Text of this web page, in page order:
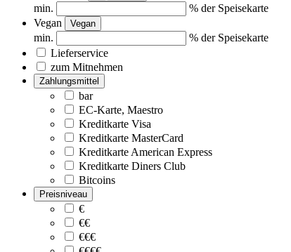
min.
% der Speisekarte
Vegan
Vegan
min.
% der Speisekarte
Lieferservice
zum Mitnehmen
Zahlungsmittel
bar
EC-Karte, Maestro
Kreditkarte Visa
Kreditkarte MasterCard
Kreditkarte American Express
Kreditkarte Diners Club
Bitcoins
Preisniveau
€
€€
€€€